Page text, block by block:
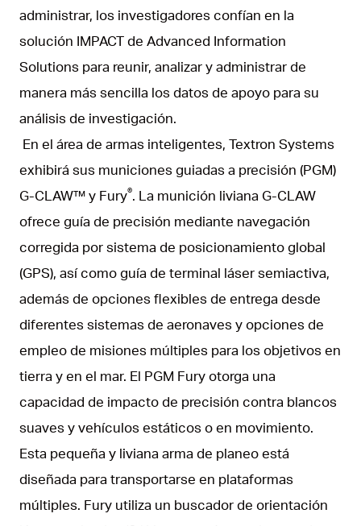
administrar, los investigadores confían en la
solución IMPACT de Advanced Information
Solutions para reunir, analizar y administrar de
manera más sencilla los datos de apoyo para su
análisis de investigación.
En el área de armas inteligentes, Textron Systems
exhibirá sus municiones guiadas a precisión (PGM)
G-CLAW™ y Fury®. La munición liviana G-CLAW
ofrece guía de precisión mediante navegación
corregida por sistema de posicionamiento global
(GPS), así como guía de terminal láser semiactiva,
además de opciones flexibles de entrega desde
diferentes sistemas de aeronaves y opciones de
empleo de misiones múltiples para los objetivos en
tierra y en el mar. El PGM Fury otorga una
capacidad de impacto de precisión contra blancos
suaves y vehículos estáticos o en movimiento.
Esta pequeña y liviana arma de planeo está
diseñada para transportarse en plataformas
múltiples. Fury utiliza un buscador de orientación